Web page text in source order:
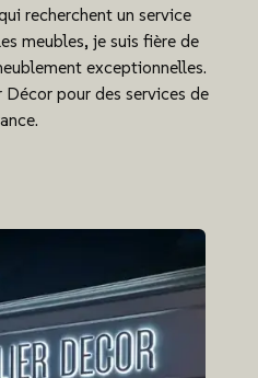
recherchent un service
meubles, je suis fière de
exceptionnelles.
pour des services de